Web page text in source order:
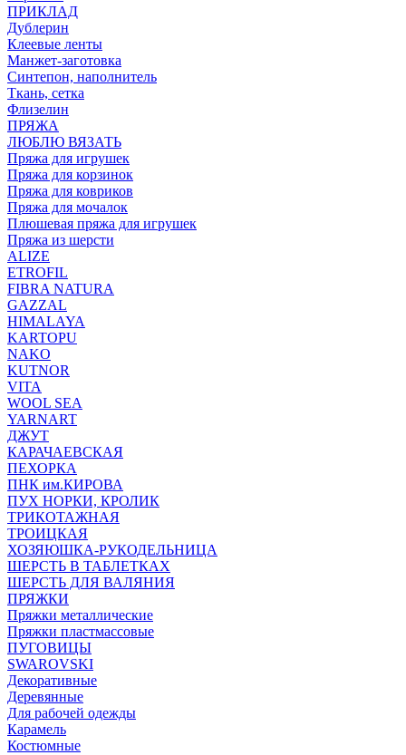
ПРИКЛАД
Дублерин
Клеевые ленты
Манжет-заготовка
Синтепон, наполнитель
Ткань, сетка
Флизелин
ПРЯЖА
ЛЮБЛЮ ВЯЗАТЬ
Пряжа для игрушек
Пряжа для корзинок
Пряжа для ковриков
Пряжа для мочалок
Плюшевая пряжа для игрушек
Пряжа из шерсти
ALIZE
ETROFIL
FIBRA NATURA
GAZZAL
HIMALAYA
KARTOPU
NAKO
KUTNOR
VITA
WOOL SEA
YARNART
ДЖУТ
КАРАЧАЕВСКАЯ
ПЕХОРКА
ПНК им.КИРОВА
ПУХ НОРКИ, КРОЛИК
ТРИКОТАЖНАЯ
ТРОИЦКАЯ
ХОЗЯЮШКА-РУКОДЕЛЬНИЦА
ШЕРСТЬ В ТАБЛЕТКАХ
ШЕРСТЬ ДЛЯ ВАЛЯНИЯ
ПРЯЖКИ
Пряжки металлические
Пряжки пластмассовые
ПУГОВИЦЫ
SWAROVSKI
Декоративные
Деревянные
Для рабочей одежды
Карамель
Костюмные